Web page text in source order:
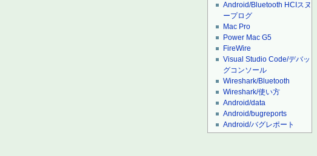
Android/Bluetooth HCIスヌ
ープログ
Mac Pro
Power Mac G5
FireWire
Visual Studio Code/デバッ
グコンソール
Wireshark/Bluetooth
Wireshark/使い方
Android/data
Android/bugreports
Android/バグレポート